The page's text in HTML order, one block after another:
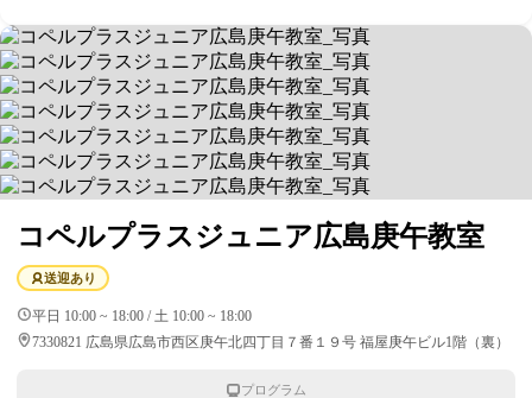
コペルプラスジュニア広島庚午教室
送迎あり
平日 10:00 ~ 18:00 / 土 10:00 ~ 18:00
7330821 広島県広島市西区庚午北四丁目７番１９号 福屋庚午ビル1階（裏）
プログラム